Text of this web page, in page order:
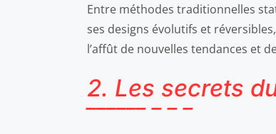
Entre méthodes traditionnelles
ses designs évolutifs et
l’affût de nouvelles tendances et
2. Les secrets